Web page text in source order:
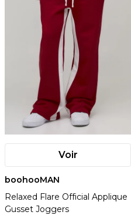
Voir
boohooMAN
Relaxed Flare Official Applique
Gusset Joggers